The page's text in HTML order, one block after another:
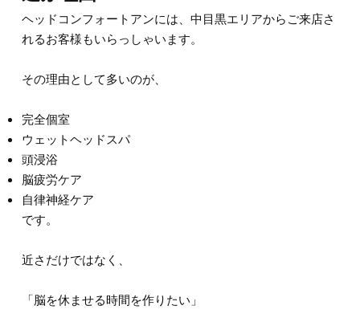
ヘッドコンフォートアンには、中目黒エリアからご来店さ
れるお客様もいらっしゃいます。
その理由として多いのが、
完全個室
ウェットヘッドスパ
頭浸浴
脳疲労ケア
自律神経ケア
です。
近さだけではなく、
「脳を休ませる時間を作りたい」